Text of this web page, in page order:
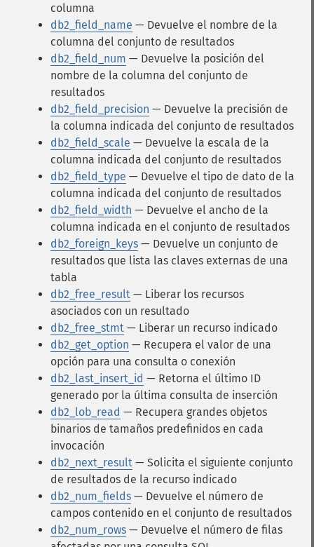
columna
db2_field_name — Devuelve el nombre de la
columna del conjunto de resultados
db2_field_num — Devuelve la posición del
nombre de la columna del conjunto de
resultados
db2_field_precision — Devuelve la precisión de
la columna indicada del conjunto de resultados
db2_field_scale — Devuelve la escala de la
columna indicada del conjunto de resultados
db2_field_type — Devuelve el tipo de dato de la
columna indicada del conjunto de resultados
db2_field_width — Devuelve el ancho de la
columna indicada en el conjunto de resultados
db2_foreign_keys — Devuelve un conjunto de
resultados que lista las claves externas de una
tabla
db2_free_result — Liberar los recursos
asociados con un resultado
db2_free_stmt — Liberar un recurso indicado
db2_get_option — Recupera el valor de una
opción para una consulta o conexión
db2_last_insert_id — Retorna el último ID
generado por la última consulta de inserción
db2_lob_read — Recupera grandes objetos
binarios de tamaños predefinidos en cada
invocación
db2_next_result — Solicita el siguiente conjunto
de resultados de la recurso indicado
db2_num_fields — Devuelve el número de
campos contenido en el conjunto de resultados
db2_num_rows — Devuelve el número de filas